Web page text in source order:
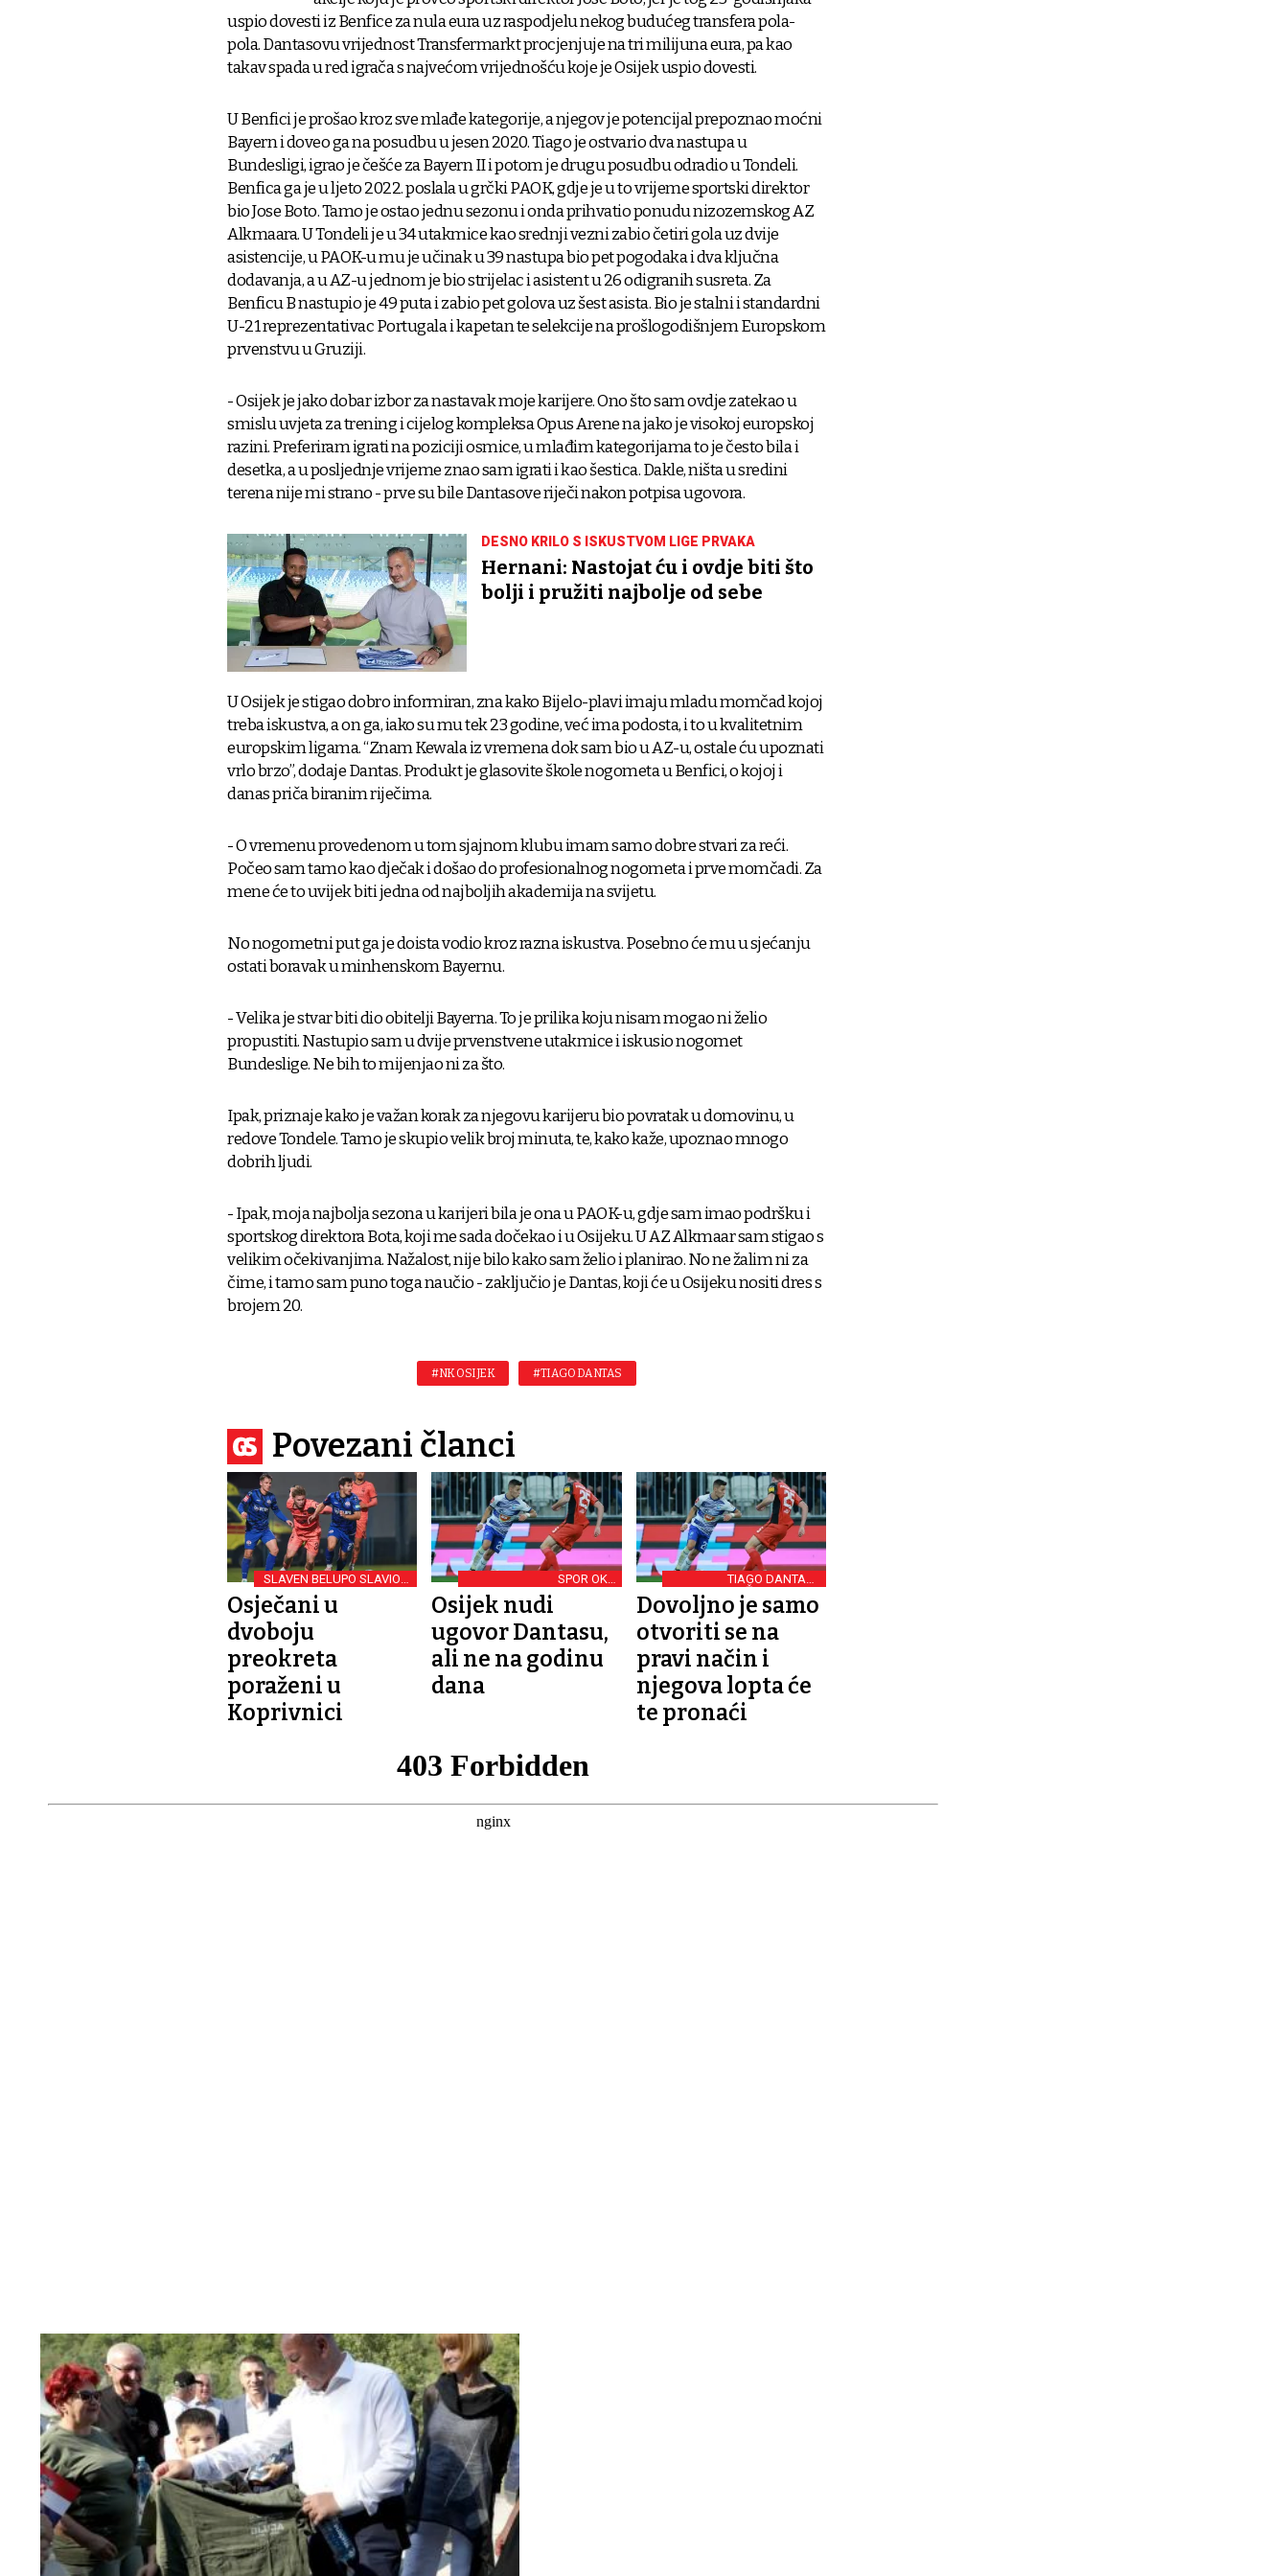
uspio dovesti iz Benfice za nula eura uz raspodjelu nekog budućeg transfera pola-
pola. Dantasovu vrijednost Transfermarkt procjenjuje na tri milijuna eura, pa kao
takav spada u red igrača s najvećom vrijednošću koje je Osijek uspio dovesti.
U Benfici je prošao kroz sve mlađe kategorije, a njegov je potencijal prepoznao moćni
Bayern i doveo ga na posudbu u jesen 2020. Tiago je ostvario dva nastupa u
Bundesligi, igrao je češće za Bayern II i potom je drugu posudbu odradio u Tondeli.
Benfica ga je u ljeto 2022. poslala u grčki PAOK, gdje je u to vrijeme sportski direktor
bio Jose Boto. Tamo je ostao jednu sezonu i onda prihvatio ponudu nizozemskog AZ
Alkmaara. U Tondeli je u 34 utakmice kao srednji vezni zabio četiri gola uz dvije
asistencije, u PAOK-u mu je učinak u 39 nastupa bio pet pogodaka i dva ključna
dodavanja, a u AZ-u jednom je bio strijelac i asistent u 26 odigranih susreta. Za
Benficu B nastupio je 49 puta i zabio pet golova uz šest asista. Bio je stalni i standardni
U-21 reprezentativac Portugala i kapetan te selekcije na prošlogodišnjem Europskom
prvenstvu u Gruziji.
- Osijek je jako dobar izbor za nastavak moje karijere. Ono što sam ovdje zatekao u
smislu uvjeta za trening i cijelog kompleksa Opus Arene na jako je visokoj europskoj
razini. Preferiram igrati na poziciji osmice, u mlađim kategorijama to je često bila i
desetka, a u posljednje vrijeme znao sam igrati i kao šestica. Dakle, ništa u sredini
terena nije mi strano - prve su bile Dantasove riječi nakon potpisa ugovora.
DESNO KRILO S ISKUSTVOM LIGE PRVAKA
Hernani: Nastojat ću i ovdje biti što
bolji i pružiti najbolje od sebe
U Osijek je stigao dobro informiran, zna kako Bijelo-plavi imaju mladu momčad kojoj
treba iskustva, a on ga, iako su mu tek 23 godine, već ima podosta, i to u kvalitetnim
europskim ligama. “Znam Kewala iz vremena dok sam bio u AZ-u, ostale ću upoznati
vrlo brzo”, dodaje Dantas. Produkt je glasovite škole nogometa u Benfici, o kojoj i
danas priča biranim riječima.
- O vremenu provedenom u tom sjajnom klubu imam samo dobre stvari za reći.
Počeo sam tamo kao dječak i došao do profesionalnog nogometa i prve momčadi. Za
mene će to uvijek biti jedna od najboljih akademija na svijetu.
No nogometni put ga je doista vodio kroz razna iskustva. Posebno će mu u sjećanju
ostati boravak u minhenskom Bayernu.
- Velika je stvar biti dio obitelji Bayerna. To je prilika koju nisam mogao ni želio
propustiti. Nastupio sam u dvije prvenstvene utakmice i iskusio nogomet
Bundeslige. Ne bih to mijenjao ni za što.
Ipak, priznaje kako je važan korak za njegovu karijeru bio povratak u domovinu, u
redove Tondele. Tamo je skupio velik broj minuta, te, kako kaže, upoznao mnogo
dobrih ljudi.
- Ipak, moja najbolja sezona u karijeri bila je ona u PAOK-u, gdje sam imao podršku i
sportskog direktora Bota, koji me sada dočekao i u Osijeku. U AZ Alkmaar sam stigao s
velikim očekivanjima. Nažalost, nije bilo kako sam želio i planirao. No ne žalim ni za
čime, i tamo sam puno toga naučio - zaključio je Dantas, koji će u Osijeku nositi dres s
brojem 20.
#NK OSIJEK #TIAGO DANTAS
Povezani članci
SLAVEN BELUPO SLAVIO S
3-2
Osječani u
dvoboju
preokreta
poraženi u
Koprivnici
SPOR OKO
PORTUGALSKOG
Osijek nudi
ugovor Dantasu,
ali ne na godinu
dana
TIAGO DANTAS -
OSIJEKOV DŽEPNI KOLOS
Dovoljno je samo
otvoriti se na
pravi način i
njegova lopta će
te pronaći